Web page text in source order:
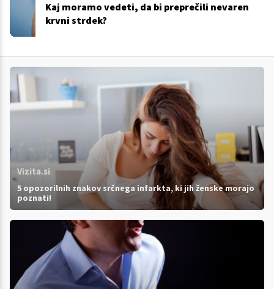
Kaj moramo vedeti, da bi preprečili nevaren
krvni strdek?
Vizita.si
5 opozorilnih znakov srčnega infarkta, ki jih ženske morajo
poznati!